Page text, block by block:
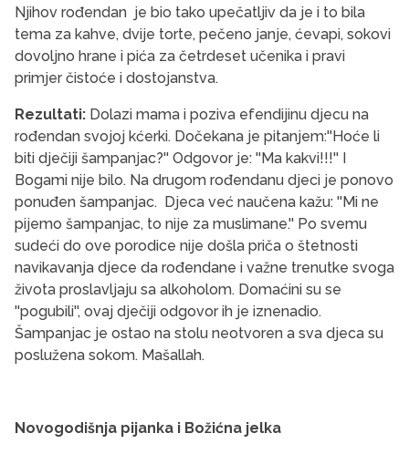
Njihov rođendan je bio tako upečatljiv da je i to bila
tema za kahve, dvije torte, pečeno janje, ćevapi, sokovi
dovoljno hrane i pića za četrdeset učenika i pravi
primjer čistoće i dostojanstva.
Rezultati: Dolazi mama i poziva efendijinu djecu na
rođendan svojoj kćerki. Dočekana je pitanjem:''Hoće li
biti dječiji šampanjac?'' Odgovor je: ''Ma kakvi!!!'' I
Bogami nije bilo. Na drugom rođendanu djeci je ponovo
ponuđen šampanjac. Djeca već naučena kažu: ''Mi ne
pijemo šampanjac, to nije za muslimane.'' Po svemu
sudeći do ove porodice nije došla priča o štetnosti
navikavanja djece da rođendane i važne trenutke svoga
života proslavljaju sa alkoholom. Domaćini su se
''pogubili'', ovaj dječiji odgovor ih je iznenadio.
Šampanjac je ostao na stolu neotvoren a sva djeca su
poslužena sokom. Mašallah.
Novogodišnja pijanka i Božićna jelka